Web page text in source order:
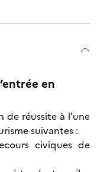
en
de réussite à l'une
suivantes :
civiques de